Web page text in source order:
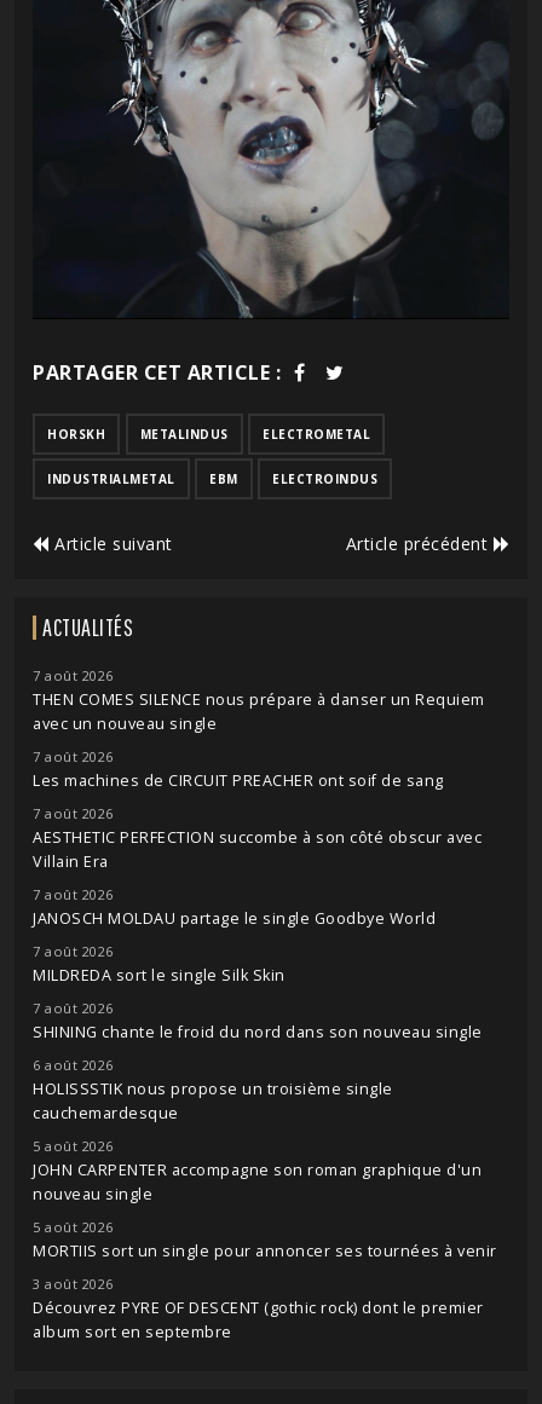
PARTAGER CET ARTICLE :
HORSKH METALINDUS ELECTROMETAL
INDUSTRIALMETAL EBM ELECTROINDUS
Article suivant Article précédent
ACTUALITÉS
7 août 2026
THEN COMES SILENCE nous prépare à danser un Requiem
avec un nouveau single
7 août 2026
Les machines de CIRCUIT PREACHER ont soif de sang
7 août 2026
AESTHETIC PERFECTION succombe à son côté obscur avec
Villain Era
7 août 2026
JANOSCH MOLDAU partage le single Goodbye World
7 août 2026
MILDREDA sort le single Silk Skin
7 août 2026
SHINING chante le froid du nord dans son nouveau single
6 août 2026
HOLISSSTIK nous propose un troisième single
cauchemardesque
5 août 2026
JOHN CARPENTER accompagne son roman graphique d'un
nouveau single
5 août 2026
MORTIIS sort un single pour annoncer ses tournées à venir
3 août 2026
Découvrez PYRE OF DESCENT (gothic rock) dont le premier
album sort en septembre